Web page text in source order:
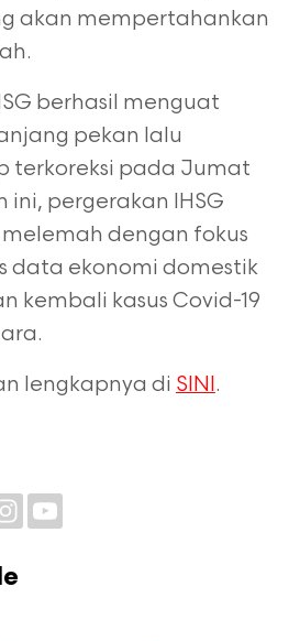
akan mempertahankan
berhasil menguat
pekan lalu
terkoreksi pada Jumat
ini, pergerakan IHSG
dengan fokus
data ekonomi domestik
kembali kasus Covid-19
lengkapnya di SINI.